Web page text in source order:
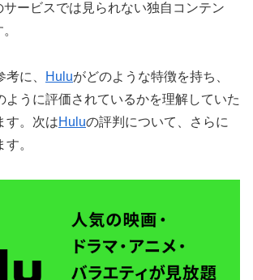
サービスでは見られない独自コンテン
に、 Huluがどのような特徴を持ち、
ように評価されているかを理解していた
す。次はHuluの評判について、さらに
。